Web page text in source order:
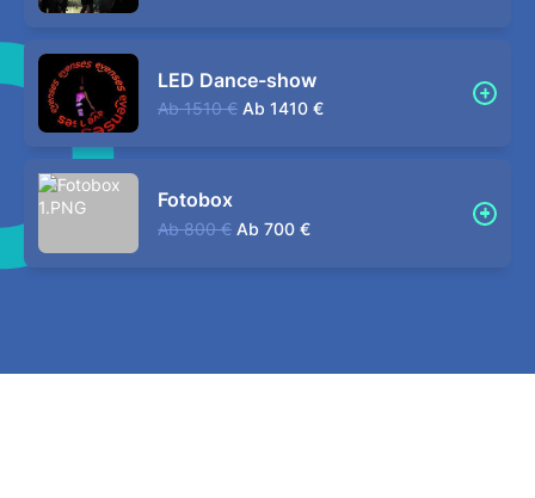
LED Dance-show
Ab 1510 € Ab 1410 €
Fotobox
Ab 800 € Ab 700 €